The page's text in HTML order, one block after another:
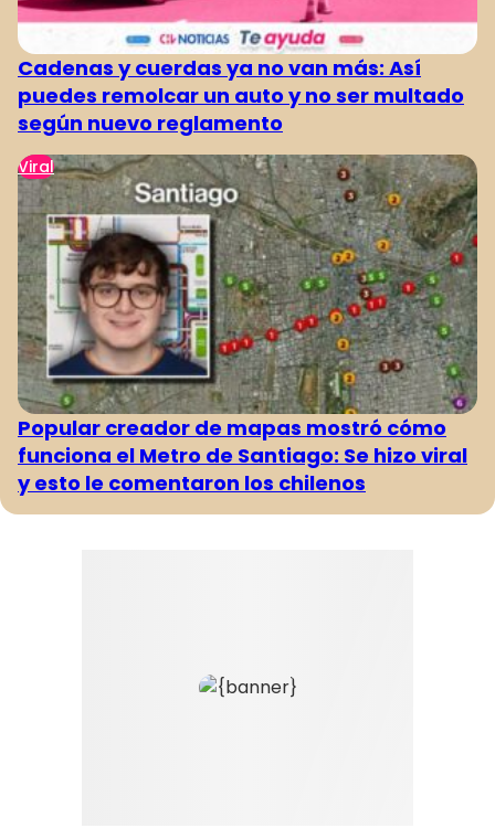
Cadenas y cuerdas ya no van más: Así
puedes remolcar un auto y no ser multado
según nuevo reglamento
Viral
Popular creador de mapas mostró cómo
funciona el Metro de Santiago: Se hizo viral
y esto le comentaron los chilenos